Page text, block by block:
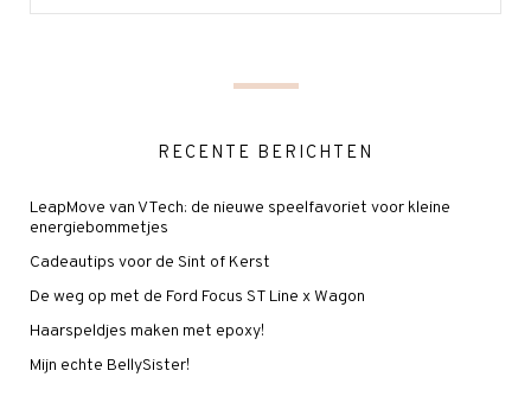
RECENTE BERICHTEN
LeapMove van VTech: de nieuwe speelfavoriet voor kleine
energiebommetjes
Cadeautips voor de Sint of Kerst
De weg op met de Ford Focus ST Line x Wagon
Haarspeldjes maken met epoxy!
Mijn echte BellySister!